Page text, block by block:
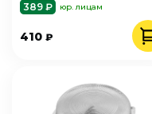
389 ₽
юр. лицам
410 ₽